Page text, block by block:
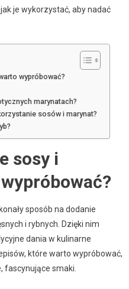
je wykorzystać, aby nadać
wypróbować?
marynatach?
sosów i marynat?
sosy i
sposób na dodanie
i rybnych. Dzięki nim
dania w kulinarne
które warto wypróbować,
fascynujące smaki.